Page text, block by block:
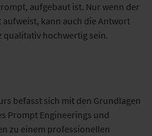
aufgebaut ist. Nur wenn der
kann auch die Antwort
hochwertig sein.
befasst sich mit den Grundlagen
Prompt Engineerings und
zu einem professionellen